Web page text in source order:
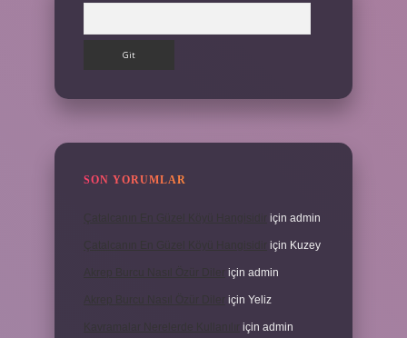
SON YORUMLAR
için admin
için Kuzey
Akrep Burcu Nasıl Özür Diler için admin
Akrep Burcu Nasıl Özür Diler için Yeliz
için admin